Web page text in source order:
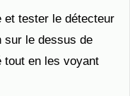
et tester le détecteur
sur le dessus de
tout en les voyant